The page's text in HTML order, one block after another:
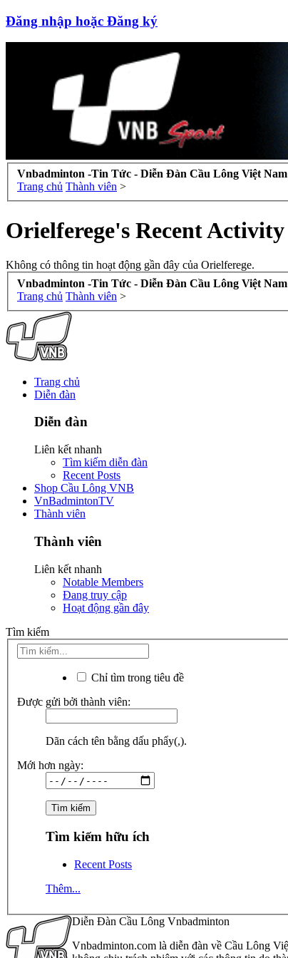
Đăng nhập hoặc Đăng ký
Vnbadminton -Tin Tức - Diễn Đàn Cầu Lông Việt Nam
Trang chủ Thành viên >
Orielferege's Recent Activity
Không có thông tin hoạt động gần đây của Orielferege.
Vnbadminton -Tin Tức - Diễn Đàn Cầu Lông Việt Nam
Trang chủ Thành viên >
Trang chủ
Diễn đàn
Diễn đàn
Liên kết nhanh
Tìm kiếm diễn đàn
Recent Posts
Shop Cầu Lông VNB
VnBadmintonTV
Thành viên
Thành viên
Liên kết nhanh
Notable Members
Đang truy cập
Hoạt động gần đây
Tìm kiếm
Chỉ tìm trong tiêu đề
Được gửi bởi thành viên:
Dãn cách tên bằng dấu phẩy(,).
Mới hơn ngày:
Tìm kiếm hữu ích
Recent Posts
Thêm...
Diễn Đàn Cầu Lông Vnbadminton
Vnbadminton.com là diễn đàn về Cầu Lông